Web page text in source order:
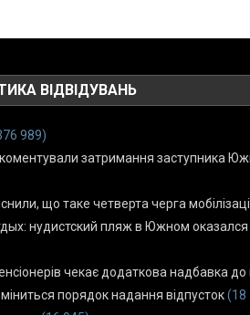
ВІДВІДУВАНЬ
989)
затримання заступника
що таке четверта черга
нудистский пляж в Южном
чекає додаткова надбавка до
порядок надання відпусток (18